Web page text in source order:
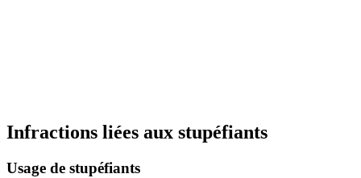
Infractions liées aux stupéfiants
Usage de stupéfiants